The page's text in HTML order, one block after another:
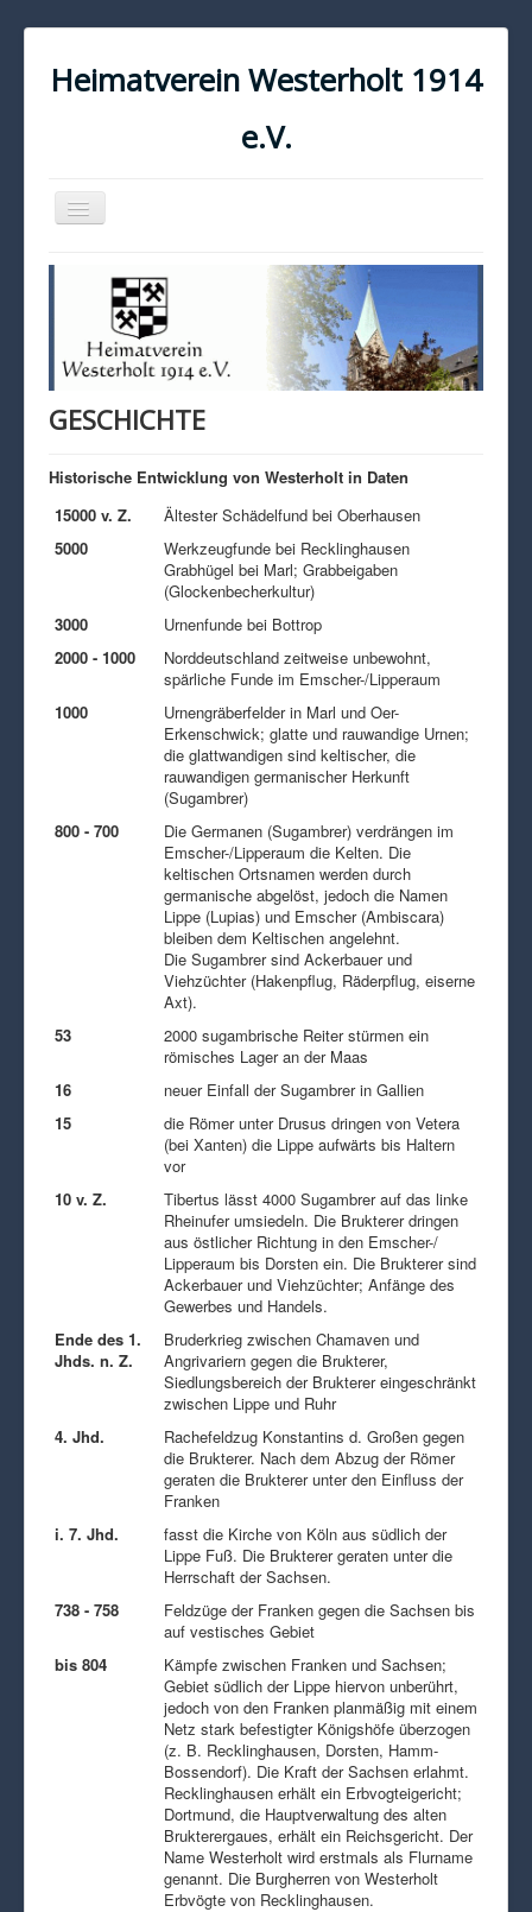
Heimatverein Westerholt 1914
e.V.
Navigation
an/aus
KONTAKT
IMPRESSUM
DATENSCHUTZ
GESCHICHTE
Historische Entwicklung von Westerholt in Daten
15000 v. Z.
Ältester Schädelfund bei Oberhausen
5000
Werkzeugfunde bei Recklinghausen
Grabhügel bei Marl; Grabbeigaben
(Glockenbecherkultur)
3000
Urnenfunde bei Bottrop
2000 - 1000
Norddeutschland zeitweise unbewohnt,
spärliche Funde im Emscher-/Lipperaum
1000
Urnengräberfelder in Marl und Oer-
Erkenschwick; glatte und rauwandige Urnen;
die glattwandigen sind keltischer, die
rauwandigen germanischer Herkunft
(Sugambrer)
800 - 700
Die Germanen (Sugambrer) verdrängen im
Emscher-/Lipperaum die Kelten. Die
keltischen Ortsnamen werden durch
germanische abgelöst, jedoch die Namen
Lippe (Lupias) und Emscher (Ambiscara)
bleiben dem Keltischen angelehnt.
Die Sugambrer sind Ackerbauer und
Viehzüchter (Hakenpflug, Räderpflug, eiserne
Axt).
53
2000 sugambrische Reiter stürmen ein
römisches Lager an der Maas
16
neuer Einfall der Sugambrer in Gallien
15
die Römer unter Drusus dringen von Vetera
(bei Xanten) die Lippe aufwärts bis Haltern
vor
10 v. Z.
Tibertus lässt 4000 Sugambrer auf das linke
Rheinufer umsiedeln. Die Brukterer dringen
aus östlicher Richtung in den Emscher-/
Lipperaum bis Dorsten ein. Die Brukterer sind
Ackerbauer und Viehzüchter; Anfänge des
Gewerbes und Handels.
Ende des 1.
Jhds. n. Z.
Bruderkrieg zwischen Chamaven und
Angrivariern gegen die Brukterer,
Siedlungsbereich der Brukterer eingeschränkt
zwischen Lippe und Ruhr
4. Jhd.
Rachefeldzug Konstantins d. Großen gegen
die Brukterer. Nach dem Abzug der Römer
geraten die Brukterer unter den Einfluss der
Franken
i. 7. Jhd.
fasst die Kirche von Köln aus südlich der
Lippe Fuß. Die Brukterer geraten unter die
Herrschaft der Sachsen.
738 - 758
Feldzüge der Franken gegen die Sachsen bis
auf vestisches Gebiet
bis 804
Kämpfe zwischen Franken und Sachsen;
Gebiet südlich der Lippe hiervon unberührt,
jedoch von den Franken planmäßig mit einem
Netz stark befestigter Königshöfe überzogen
(z. B. Recklinghausen, Dorsten, Hamm-
Bossendorf). Die Kraft der Sachsen erlahmt.
Recklinghausen erhält ein Erbvogteigericht;
Dortmund, die Hauptverwaltung des alten
Brukterergaues, erhält ein Reichsgericht. Der
Name Westerholt wird erstmals als Flurname
genannt. Die Burgherren von Westerholt
Erbvögte von Recklinghausen.